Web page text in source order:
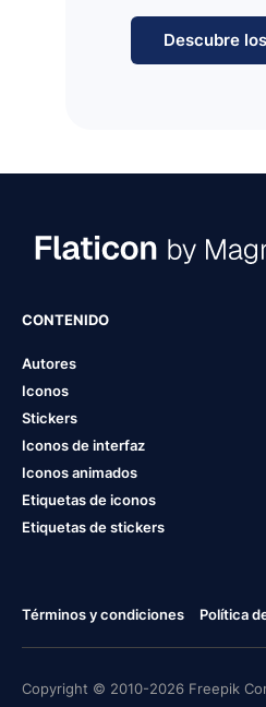
Descubre
CONTENIDO
Autores
Iconos
Stickers
Iconos de interfaz
Iconos animados
Etiquetas de iconos
Etiquetas de stickers
Términos y condiciones Política
Copyright © 2010-2026 Freepik